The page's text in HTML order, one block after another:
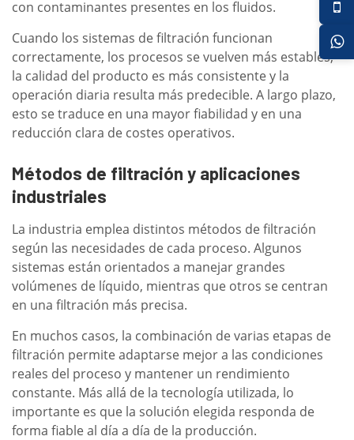
con contaminantes presentes en los fluidos.
Cuando los sistemas de filtración funcionan
correctamente, los procesos se vuelven más estables,
la calidad del producto es más consistente y la
operación diaria resulta más predecible. A largo plazo,
esto se traduce en una mayor fiabilidad y en una
reducción clara de costes operativos.
Métodos de filtración y aplicaciones
industriales
La industria emplea distintos métodos de filtración
según las necesidades de cada proceso. Algunos
sistemas están orientados a manejar grandes
volúmenes de líquido, mientras que otros se centran
en una filtración más precisa.
En muchos casos, la combinación de varias etapas de
filtración permite adaptarse mejor a las condiciones
reales del proceso y mantener un rendimiento
constante. Más allá de la tecnología utilizada, lo
importante es que la solución elegida responda de
forma fiable al día a día de la producción.